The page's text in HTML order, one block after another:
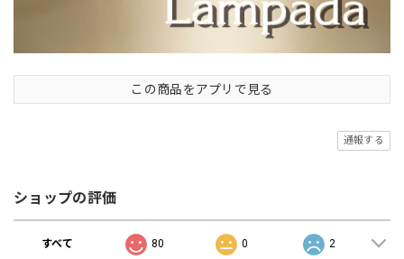
この商品をアプリで見る
通報する
ショップの評価
すべて 80 0 2